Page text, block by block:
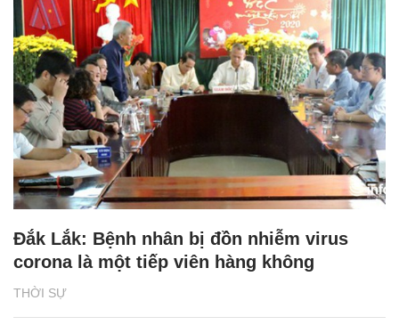
THỜI SỰ
Đắk Lắk: Bệnh nhân bị đồn nhiễm virus
corona là một tiếp viên hàng không